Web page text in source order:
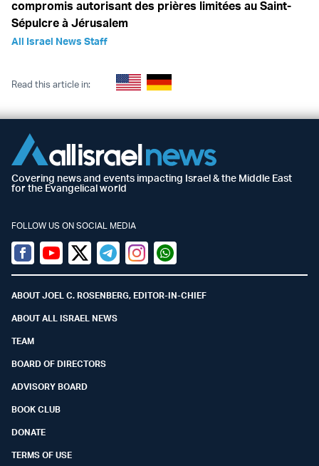
compromis autorisant des prières limitées au Saint-
Sépulcre à Jérusalem
All Israel News Staff
Read this article in:
Covering news and events impacting Israel & the Middle East
for the Evangelical world
FOLLOW US ON SOCIAL MEDIA
Facebook
YoutubeTwitter (X)
TelegramInstagramWhatsapp
ABOUT JOEL C. ROSENBERG, EDITOR-IN-CHIEF
ABOUT ALL ISRAEL NEWS
TEAM
BOARD OF DIRECTORS
ADVISORY BOARD
BOOK CLUB
DONATE
TERMS OF USE